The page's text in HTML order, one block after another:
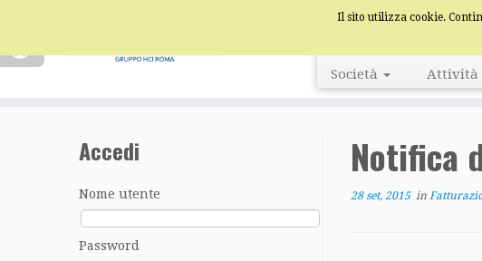
Società Attività
Accedi
Nome utente
Password
Notifica
28 set, 2015in
Il sito utilizza cookie.